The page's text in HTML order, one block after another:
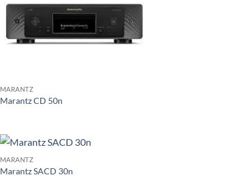
MARANTZ
Marantz CD 50n
MARANTZ
Marantz SACD 30n